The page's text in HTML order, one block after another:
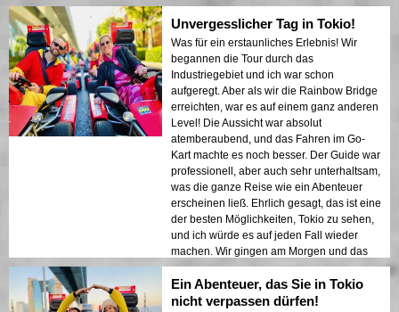
Unvergesslicher Tag in Tokio!
Was für ein erstaunliches Erlebnis! Wir
begannen die Tour durch das
Industriegebiet und ich war schon
aufgeregt. Aber als wir die Rainbow Bridge
erreichten, war es auf einem ganz anderen
Level! Die Aussicht war absolut
atemberaubend, und das Fahren im Go-
Kart machte es noch besser. Der Guide war
professionell, aber auch sehr unterhaltsam,
was die ganze Reise wie ein Abenteuer
erscheinen ließ. Ehrlich gesagt, das ist eine
der besten Möglichkeiten, Tokio zu sehen,
und ich würde es auf jeden Fall wieder
machen. Wir gingen am Morgen und das
Wetter war perfekt – klarer Himmel und
eine kühle Brise!
Ein Abenteuer, das Sie in Tokio
nicht verpassen dürfen!